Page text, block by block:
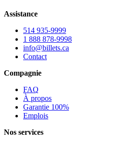
Assistance
514 935-9999
1 888 878-9998
info@billets.ca
Contact
Compagnie
FAQ
À propos
Garantie 100%
Emplois
Nos services